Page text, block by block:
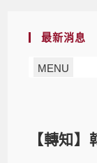
最新消息
MENU
【轉知